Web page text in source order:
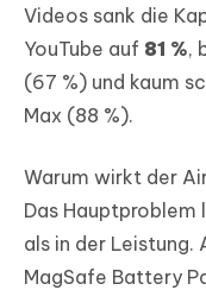
Videos sank die
YouTube auf 81 %,
(67 %) und kaum
Max (88 %).
Warum wirkt der
Das Hauptproblem
als in der Leistung.
MagSafe Battery